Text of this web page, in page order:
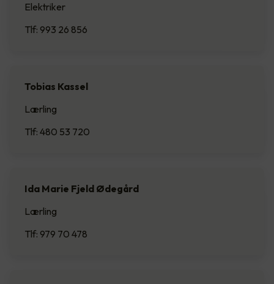
Elektriker
Tlf: 993 26 856
Tobias Kassel
Lærling
Tlf: 480 53 720
Ida Marie Fjeld Ødegård
Lærling
Tlf: 979 70 478